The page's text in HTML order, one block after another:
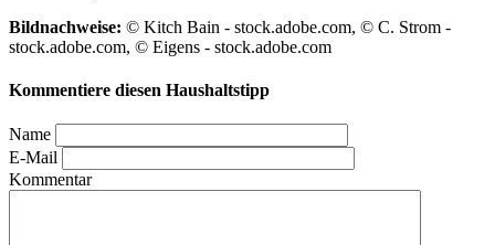
Bildnachweise: © Kitch Bain - stock.adobe.com, © C. Strom -
stock.adobe.com, © Eigens - stock.adobe.com
Kommentiere diesen Haushaltstipp
Name
E-Mail
Kommentar